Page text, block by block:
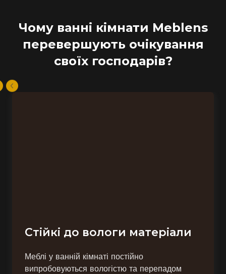
Чому ванні кімнати Meblens
перевершують очікування
своїх господарів?
Стійкі до вологи матеріали
Меблі у ванній кімнаті постійно
випробовуються вологістю та перепадом